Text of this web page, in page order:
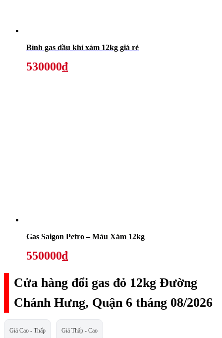
Bình gas dầu khí xám 12kg giá rẻ
530000₫
Gas Saigon Petro – Màu Xám 12kg
550000₫
Cửa hàng đổi gas đỏ 12kg Đường
Chánh Hưng, Quận 6 tháng 08/2026
Giá Cao - Thấp Giá Thấp - Cao